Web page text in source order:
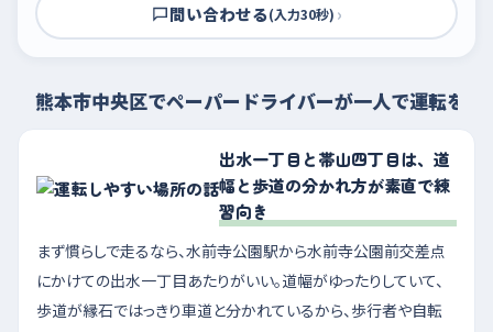
問い合わせる(入力30秒) ›
熊本市中央区でペーパードライバーが一人で運転を練
出水一丁目と帯山四丁目は、道
幅と歩道の分かれ方が素直で練
習向き
まず慣らしで走るなら、水前寺公園駅から水前寺公園前交差点
にかけての出水一丁目あたりがいい。道幅がゆったりしていて、
歩道が縁石ではっきり車道と分かれているから、歩行者や自転